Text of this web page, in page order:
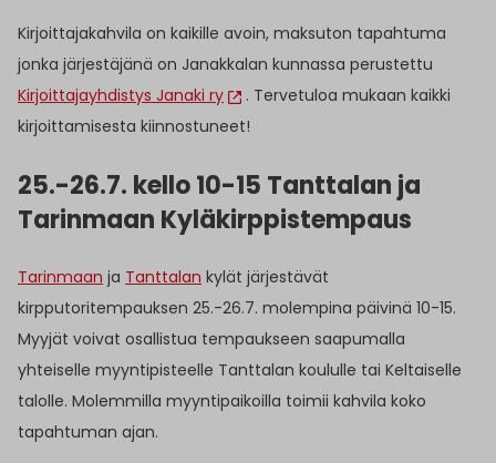
Kirjoittajakahvila on kaikille avoin, maksuton tapahtuma
jonka järjestäjänä on Janakkalan kunnassa perustettu
Kirjoittajayhdistys Janaki ry
. Tervetuloa mukaan kaikki
kirjoittamisesta kiinnostuneet!
25.-26.7. kello 10-15 Tanttalan ja
Tarinmaan Kyläkirppistempaus
Tarinmaan ja Tanttalan kylät järjestävät
kirpputoritempauksen 25.-26.7. molempina päivinä 10-15.
Myyjät voivat osallistua tempaukseen saapumalla
yhteiselle myyntipisteelle Tanttalan koululle tai Keltaiselle
talolle. Molemmilla myyntipaikoilla toimii kahvila koko
tapahtuman ajan.